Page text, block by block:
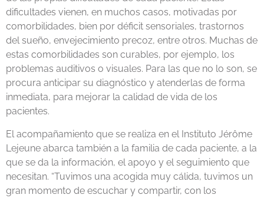
dificultades vienen, en muchos casos, motivadas por
comorbilidades, bien por déficit sensoriales, trastornos
del sueño, envejecimiento precoz, entre otros. Muchas de
estas comorbilidades son curables, por ejemplo, los
problemas auditivos o visuales. Para las que no lo son, se
procura anticipar su diagnóstico y atenderlas de forma
inmediata, para mejorar la calidad de vida de los
pacientes.
El acompañamiento que se realiza en el Instituto Jérôme
Lejeune abarca también a la familia de cada paciente, a la
que se da la información, el apoyo y el seguimiento que
necesitan. “Tuvimos una acogida muy cálida, tuvimos un
gran momento de escuchar y compartir, con los